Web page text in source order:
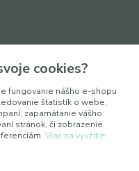
cookies?
fungovanie nášho e-shopu
štatistík o webe,
zapamätanie vášho
stránok, či zobrazenie
Viac na využitie